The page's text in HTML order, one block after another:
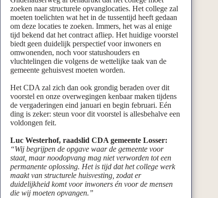
zoeken naar structurele opvanglocaties. Het college zal
moeten toelichten wat het in de tussentijd heeft gedaan
om deze locaties te zoeken. Immers, het was al enige
tijd bekend dat het contract afliep. Het huidige voorstel
biedt geen duidelijk perspectief voor inwoners en
omwonenden, noch voor statushouders en
vluchtelingen die volgens de wettelijke taak van de
gemeente gehuisvest moeten worden.
Het CDA zal zich dan ook grondig beraden over dit
voorstel en onze overwegingen kenbaar maken tijdens
de vergaderingen eind januari en begin februari. Eén
ding is zeker: steun voor dit voorstel is allesbehalve een
voldongen feit.
Luc Westerhof, raadslid CDA gemeente Losser:
“Wij begrijpen de opgave waar de gemeente voor
staat, maar noodopvang mag niet verworden tot een
permanente oplossing. Het is tijd dat het college werk
maakt van structurele huisvesting, zodat er
duidelijkheid komt voor inwoners én voor de mensen
die wij moeten opvangen.”